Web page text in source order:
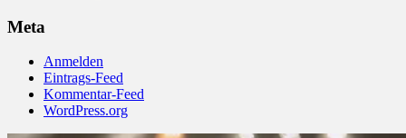
Meta
Anmelden
Eintrags-Feed
Kommentar-Feed
WordPress.org